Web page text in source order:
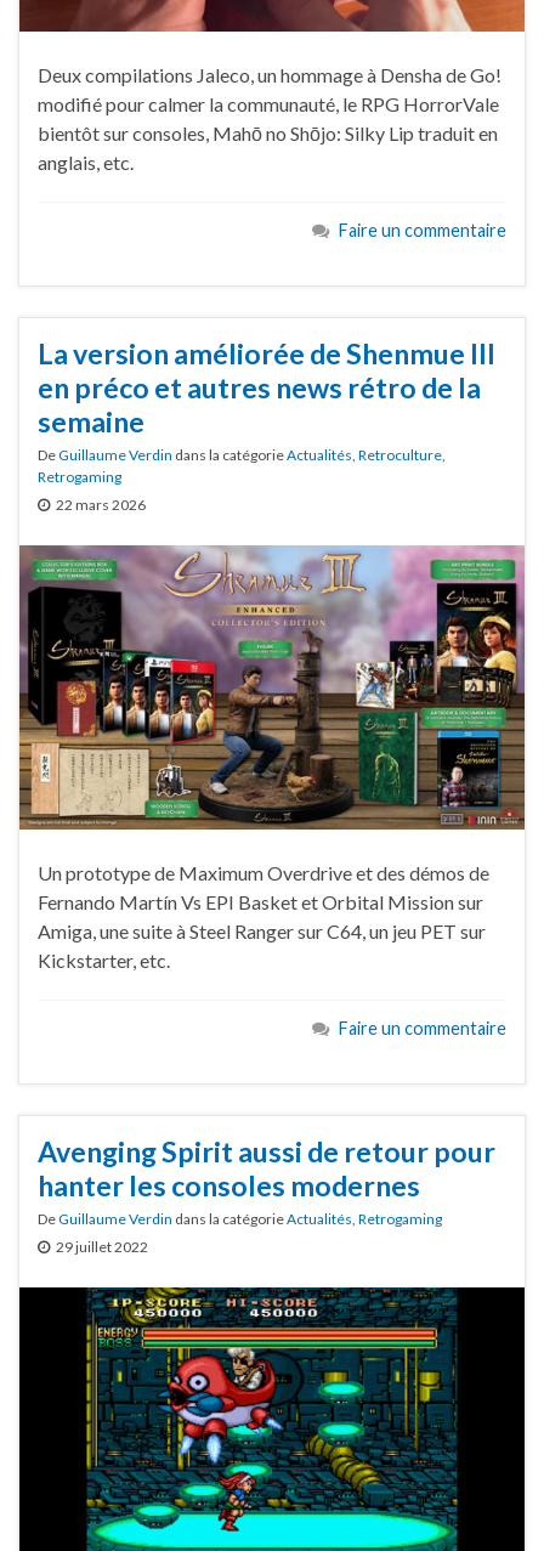
Deux compilations Jaleco, un hommage à Densha de Go!
modifié pour calmer la communauté, le RPG HorrorVale
bientôt sur consoles, Mahō no Shōjo: Silky Lip traduit en
anglais, etc.
Faire un commentaire
La version améliorée de Shenmue III
en préco et autres news rétro de la
semaine
DeGuillaume Verdin dans la catégorieActualités Retroculture
Retrogaming
22 mars 2026
Un prototype de Maximum Overdrive et des démos de
Fernando Martín Vs EPI Basket et Orbital Mission sur
Amiga, une suite à Steel Ranger sur C64, un jeu PET sur
Kickstarter, etc.
Faire un commentaire
Avenging Spirit aussi de retour pour
hanter les consoles modernes
DeGuillaume Verdin dans la catégorieActualités Retrogaming
29 juillet 2022